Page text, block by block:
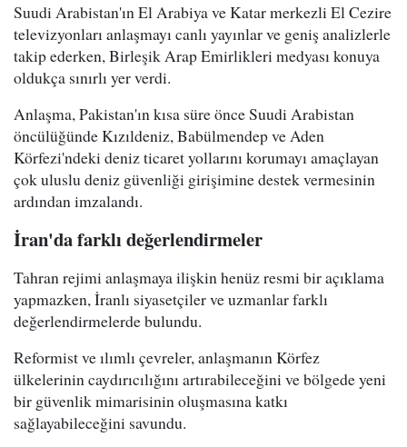
Suudi Arabistan'ın El Arabiya ve Katar merkezli El Cezire
televizyonları anlaşmayı canlı yayınlar ve geniş analizlerle
takip ederken, Birleşik Arap Emirlikleri medyası konuya
oldukça sınırlı yer verdi.
Anlaşma, Pakistan'ın kısa süre önce Suudi Arabistan
öncülüğünde Kızıldeniz, Babülmendep ve Aden
Körfezi'ndeki deniz ticaret yollarını korumayı amaçlayan
çok uluslu deniz güvenliği girişimine destek vermesinin
ardından imzalandı.
İran'da farklı değerlendirmeler
Tahran rejimi anlaşmaya ilişkin henüz resmi bir açıklama
yapmazken, İranlı siyasetçiler ve uzmanlar farklı
değerlendirmelerde bulundu.
Reformist ve ılımlı çevreler, anlaşmanın Körfez
ülkelerinin caydırıcılığını artırabileceğini ve bölgede yeni
bir güvenlik mimarisinin oluşmasına katkı
sağlayabileceğini savundu.